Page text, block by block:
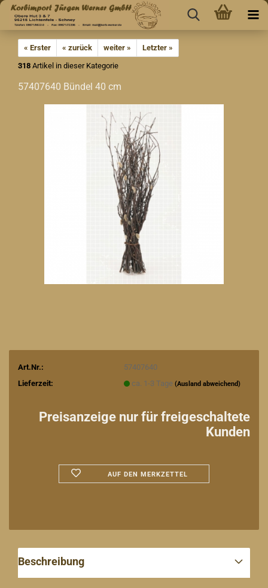
« Erster « zurück weiter »
Letzter »
318 Artikel in dieser Kategorie
57407640 Bündel 40 cm
Art.Nr.:
57407640
Lieferzeit:
ca. 1-3 Tage (Ausland abweichend)
Preisanzeige nur für freigeschaltete
Kunden
AUF DEN MERKZETTEL
Beschreibung